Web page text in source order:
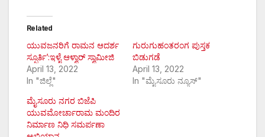
Related
ಯುವಜನರಿಗೆ ರಾಮನ ಆದರ್ಶ
ಸ್ಫೂರ್ತಿ’:ಇಳೈ ಆಳ್ವಾರ್ ಸ್ವಾಮೀಜಿ
April 13, 2022
In "ಜಿಲ್ಲೆ"
ಗುರುಗುಹಂತರಂಗ ಪುಸ್ತಕ
ಬಿಡುಗಡೆ
April 13, 2022
In "ಮೈಸೂರು ನ್ಯೂಸ್"
ಮೈಸೂರು ನಗರ ಬಿಜೆಪಿ
ಯುವಮೋರ್ಚಾರಾಮ ಮಂದಿರ
ನಿರ್ಮಾಣ ನಿಧಿ ಸಮರ್ಪಣಾ